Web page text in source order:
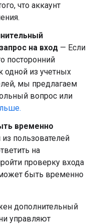
что аккаунт
на вход — Если
посторонний
одной из учетных
мы предлагаем
вопрос или
временно
из пользователей
на
проверку входа
может быть временно
дополнительный
управляют